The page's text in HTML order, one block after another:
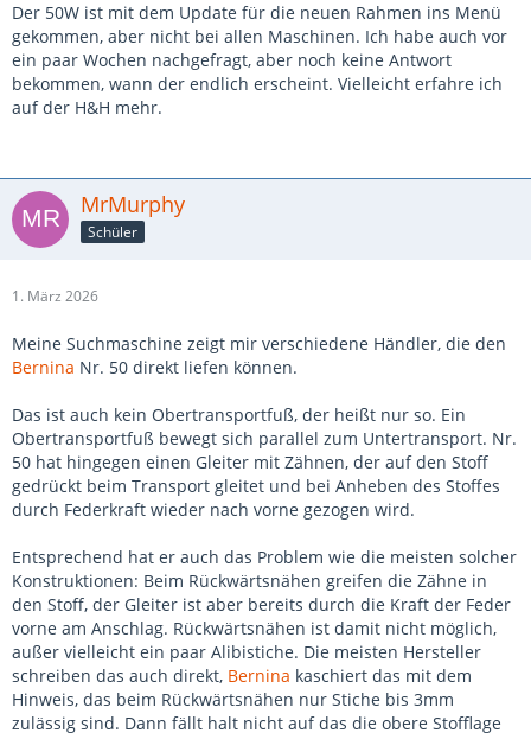
Der 50W ist mit dem Update für die neuen Rahmen ins Menü
gekommen, aber nicht bei allen Maschinen. Ich habe auch vor
ein paar Wochen nachgefragt, aber noch keine Antwort
bekommen, wann der endlich erscheint. Vielleicht erfahre ich
auf der H&H mehr.
MrMurphy
Schüler
1. März 2026
Meine Suchmaschine zeigt mir verschiedene Händler, die den
Bernina Nr. 50 direkt liefen können.
Das ist auch kein Obertransportfuß, der heißt nur so. Ein
Obertransportfuß bewegt sich parallel zum Untertransport. Nr.
50 hat hingegen einen Gleiter mit Zähnen, der auf den Stoff
gedrückt beim Transport gleitet und bei Anheben des Stoffes
durch Federkraft wieder nach vorne gezogen wird.
Entsprechend hat er auch das Problem wie die meisten solcher
Konstruktionen: Beim Rückwärtsnähen greifen die Zähne in
den Stoff, der Gleiter ist aber bereits durch die Kraft der Feder
vorne am Anschlag. Rückwärtsnähen ist damit nicht möglich,
außer vielleicht ein paar Alibistiche. Die meisten Hersteller
schreiben das auch direkt, Bernina kaschiert das mit dem
Hinweis, das beim Rückwärtsnähen nur Stiche bis 3mm
zulässig sind. Dann fällt halt nicht auf das die obere Stofflage